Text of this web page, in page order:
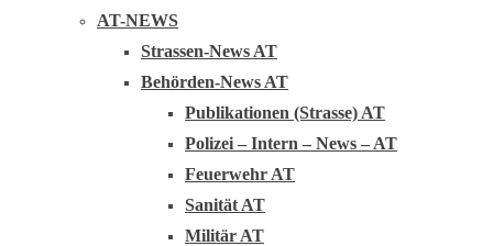
AT-NEWS
Strassen-News AT
Behörden-News AT
Publikationen (Strasse) AT
Polizei – Intern – News – AT
Feuerwehr AT
Sanität AT
Militär AT